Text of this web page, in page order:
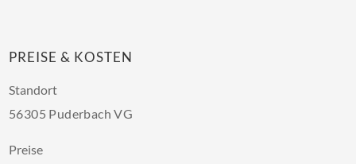
PREISE & KOSTEN
Standort
56305 Puderbach VG
Preise